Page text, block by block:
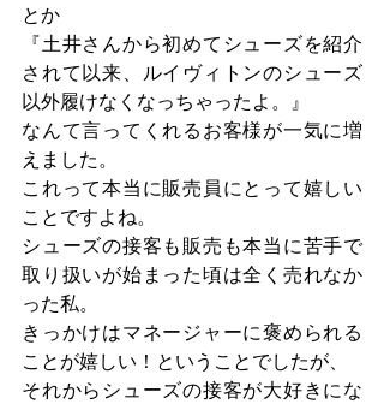
とか
『土井さんから初めてシューズを紹介
されて以来、ルイヴィトンのシューズ
以外履けなくなっちゃったよ。』
なんて言ってくれるお客様が一気に増
えました。
これって本当に販売員にとって嬉しい
ことですよね。
シューズの接客も販売も本当に苦手で
取り扱いが始まった頃は全く売れなか
った私。
きっかけはマネージャーに褒められる
ことが嬉しい！ということでしたが、
それからシューズの接客が大好きにな